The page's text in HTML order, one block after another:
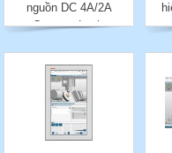
nguồn DC 4A/2A
CompactLogix